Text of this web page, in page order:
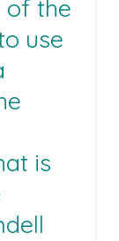
of the
use
is